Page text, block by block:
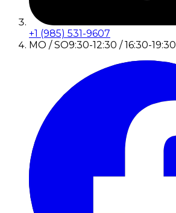
+1 (985) 531-9607
MO / SO9:30-12:30 / 16:30-19:30